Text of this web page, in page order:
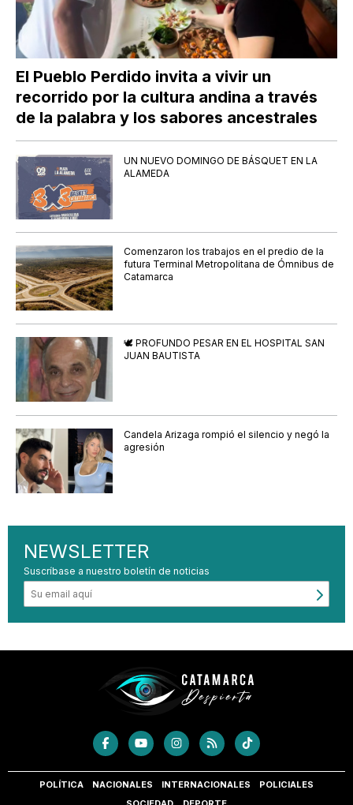
El Pueblo Perdido invita a vivir un
recorrido por la cultura andina a través
de la palabra y los sabores ancestrales
UN NUEVO DOMINGO DE BÁSQUET EN LA
ALAMEDA
Comenzaron los trabajos en el predio de la
futura Terminal Metropolitana de Ómnibus de
Catamarca
🕊️ PROFUNDO PESAR EN EL HOSPITAL SAN
JUAN BAUTISTA
Candela Arizaga rompió el silencio y negó la
agresión
NEWSLETTER
Suscríbase a nuestro boletín de noticias
POLÍTICA NACIONALES INTERNACIONALES
POLICIALES